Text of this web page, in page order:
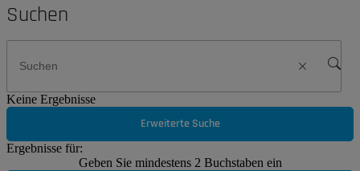
Suchen
Keine Ergebnisse
Erweiterte Suche
Ergebnisse für:
Geben Sie mindestens 2 Buchstaben ein